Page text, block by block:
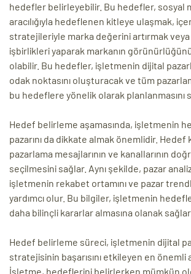
hedefler belirleyebilir. Bu hedefler, sosyal
aracılığıyla hedeflenen kitleye ulaşmak,
stratejileriyle marka değerini artırmak
işbirlikleri yaparak markanın
olabilir. Bu hedefler, işletmenin dijital
odak noktasını oluşturacak ve tüm
bu hedeflere yönelik olarak planlanmasını
Hedef belirleme aşamasında, işletmenin
pazarını da dikkate almak önemlidir.
pazarlama mesajlarının ve kanallarının
seçilmesini sağlar. Aynı şekilde, pazar
işletmenin rekabet ortamını ve pazar
yardımcı olur. Bu bilgiler, işletmenin
daha bilinçli kararlar almasına olanak sağlar.
Hedef belirleme süreci, işletmenin dijital
stratejisinin başarısını etkileyen en önemli
İşletme, hedeflerini belirlerken mümkün